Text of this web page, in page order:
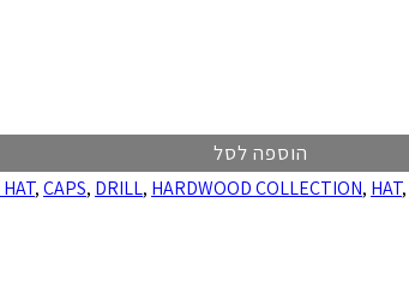
הוספה לסל
,CAPS, DRILL, HARDWOOD COLLECTION, HAT,